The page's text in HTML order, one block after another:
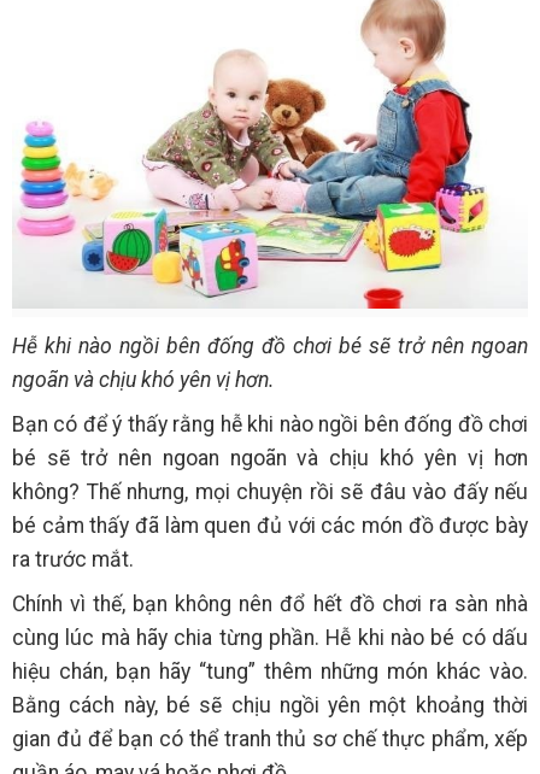
Hễ khi nào ngồi bên đống đồ chơi bé sẽ trở nên ngoan
ngoãn và chịu khó yên vị hơn.
Bạn có để ý thấy rằng hễ khi nào ngồi bên đống đồ chơi
bé sẽ trở nên ngoan ngoãn và chịu khó yên vị hơn
không? Thế nhưng, mọi chuyện rồi sẽ đâu vào đấy nếu
bé cảm thấy đã làm quen đủ với các món đồ được bày
ra trước mắt.
Chính vì thế, bạn không nên đổ hết đồ chơi ra sàn nhà
cùng lúc mà hãy chia từng phần. Hễ khi nào bé có dấu
hiệu chán, bạn hãy “tung” thêm những món khác vào.
Bằng cách này, bé sẽ chịu ngồi yên một khoảng thời
gian đủ để bạn có thể tranh thủ sơ chế thực phẩm, xếp